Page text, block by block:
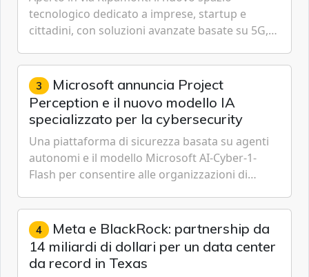
tecnologico dedicato a imprese, startup e
cittadini, con soluzioni avanzate basate su 5G,
Cybersecurity.
3 Microsoft annuncia Project
Perception e il nuovo modello IA
specializzato per la cybersecurity
Una piattaforma di sicurezza basata su agenti
autonomi e il modello Microsoft AI-Cyber-1-
Flash per consentire alle organizzazioni di
gestione continua del rischio.
4 Meta e BlackRock: partnership da
14 miliardi di dollari per un data center
da record in Texas